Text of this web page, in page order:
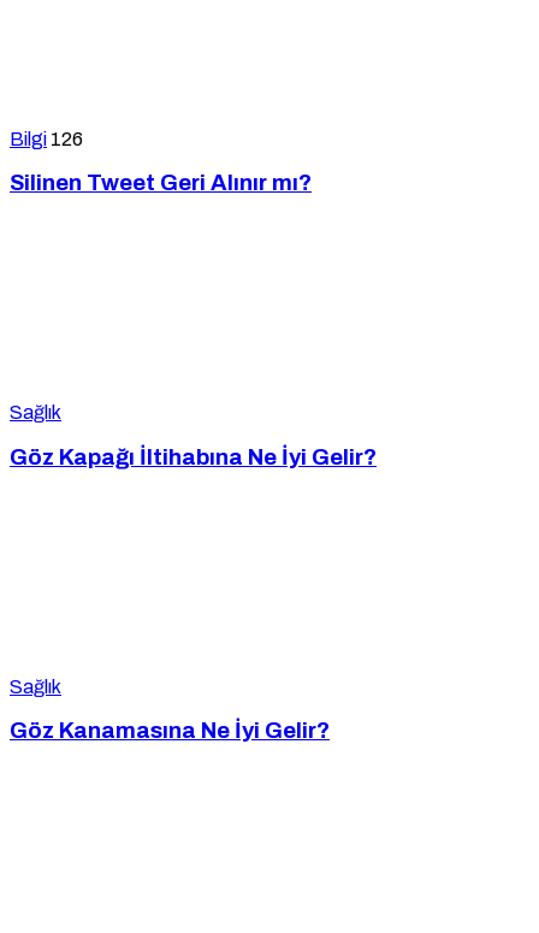
Bilgi 126
Silinen Tweet Geri Alınır mı?
Sağlık
Göz Kapağı İltihabına Ne İyi Gelir?
Sağlık
Göz Kanamasına Ne İyi Gelir?